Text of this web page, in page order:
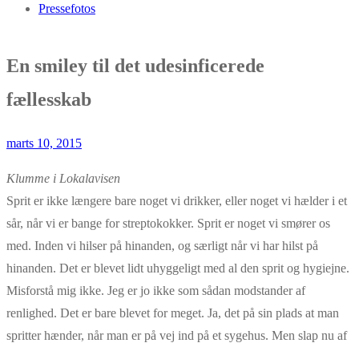
Pressefotos
En smiley til det udesinficerede
fællesskab
marts 10, 2015
Klumme i Lokalavisen
Sprit er ikke længere bare noget vi drikker, eller noget vi hælder i et
sår, når vi er bange for streptokokker. Sprit er noget vi smører os
med. Inden vi hilser på hinanden, og særligt når vi har hilst på
hinanden. Det er blevet lidt uhyggeligt med al den sprit og hygiejne.
Misforstå mig ikke. Jeg er jo ikke som sådan modstander af
renlighed. Det er bare blevet for meget. Ja, det på sin plads at man
spritter hænder, når man er på vej ind på et sygehus. Men slap nu af